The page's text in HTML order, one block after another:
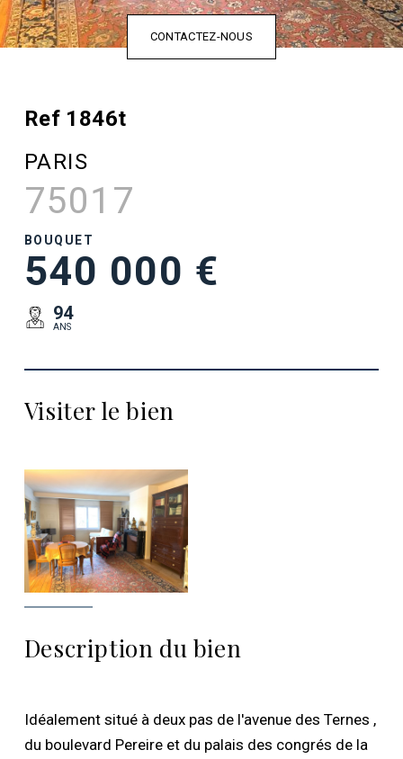
CONTACTEZ-NOUS
Ref 1846t
PARIS
75017
BOUQUET
540 000 €
94
ANS
Visiter le bien
Description du bien
Idéalement situé à deux pas de l'avenue des Ternes ,
du boulevard Pereire et du palais des congrés de la